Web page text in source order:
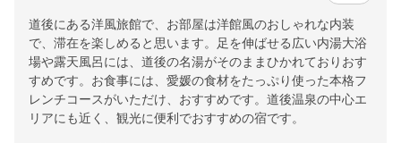
道後にある洋風旅館で、お部屋は洋館風のおしゃれな内装
で、滞在を楽しめると思います。足を伸ばせる広い内湯大浴
場や露天風呂には、道後の名湯がそのままひかれておりおす
すめです。お食事には、愛媛の食材をたっぷり使った本格フ
レンチコースがいただけ、おすすめです。道後温泉の中心エ
リアにも近く、観光に便利でおすすめの宿です。